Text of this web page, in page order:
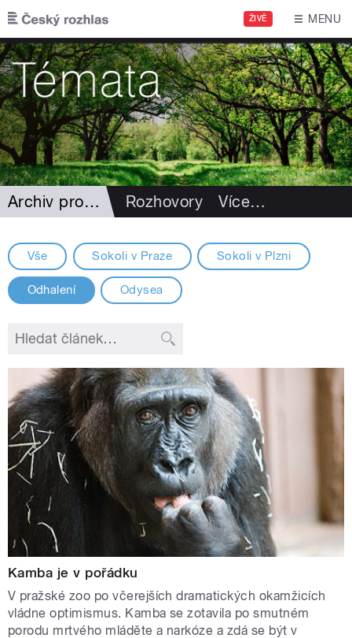
Přejít k hlavnímu obsahu
ŽIVĚ MENU
Archiv projektů Rozhovory Více…
Vše Sokoli v Praze Sokoli v Plzni
Odhalení Odysea
Kamba je v pořádku
V pražské zoo po včerejších dramatických okamžicích
vládne optimismus. Kamba se zotavila po smutném
porodu mrtvého mláděte a narkóze a zdá se být v